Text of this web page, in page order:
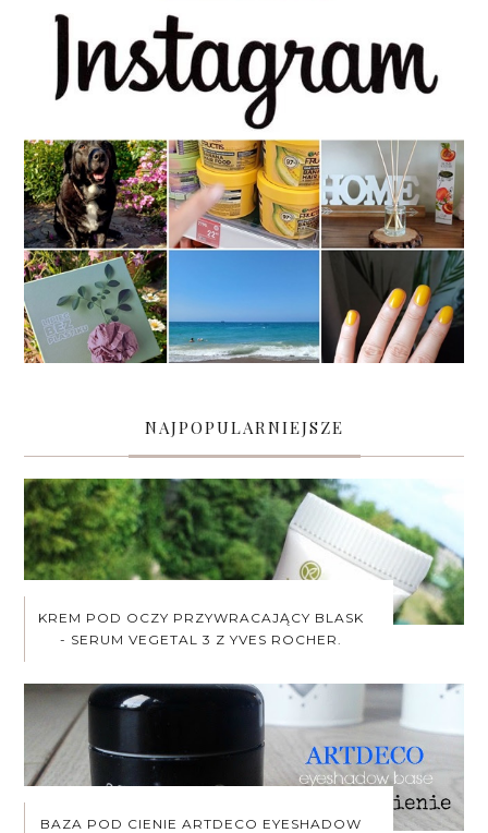
NAJPOPULARNIEJSZE
KREM POD OCZY PRZYWRACAJĄCY BLASK
- SERUM VEGETAL 3 Z YVES ROCHER.
BAZA POD CIENIE ARTDECO EYESHADOW